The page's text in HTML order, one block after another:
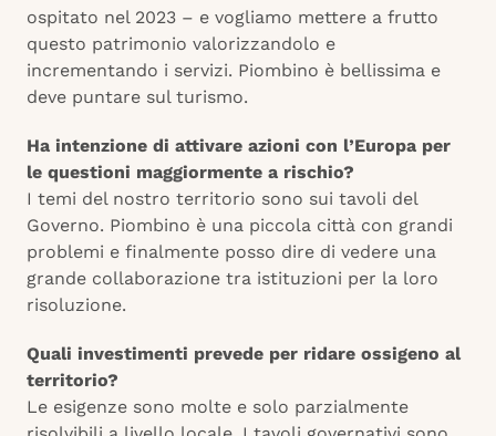
ospitato nel 2023 – e vogliamo mettere a frutto
questo patrimonio valorizzandolo e
incrementando i servizi. Piombino è bellissima e
deve puntare sul turismo.
Ha intenzione di attivare azioni con l’Europa per
le questioni maggiormente a rischio?
I temi del nostro territorio sono sui tavoli del
Governo. Piombino è una piccola città con grandi
problemi e finalmente posso dire di vedere una
grande collaborazione tra istituzioni per la loro
risoluzione.
Quali investimenti prevede per ridare ossigeno al
territorio?
Le esigenze sono molte e solo parzialmente